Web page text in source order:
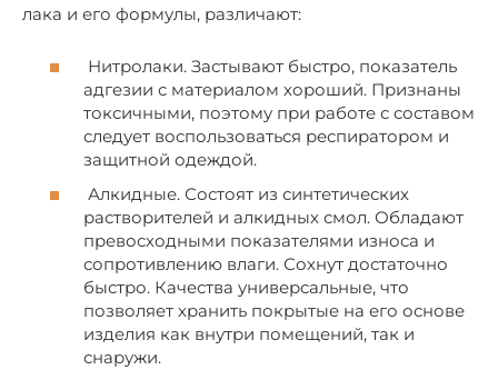
лака и его формулы, различают:
Нитролаки. Застывают быстро, показатель
адгезии с материалом хороший. Признаны
токсичными, поэтому при работе с составом
следует воспользоваться респиратором и
защитной одеждой.
Алкидные. Состоят из синтетических
растворителей и алкидных смол. Обладают
превосходными показателями износа и
сопротивлению влаги. Сохнут достаточно
быстро. Качества универсальные, что
позволяет хранить покрытые на его основе
изделия как внутри помещений, так и
снаружи.